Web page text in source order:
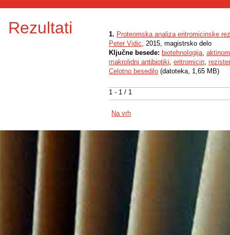
Rezultati
1 - 1 / 1
1. Proteomska analiza eritromicinske
Peter Vidic, 2015, magistrsko delo
Ključne besede: biotehnologija,
makrolidni antibiotiki, eritromicin,
Celotno besedilo (datoteka, 1,65 MB)
Na vrh